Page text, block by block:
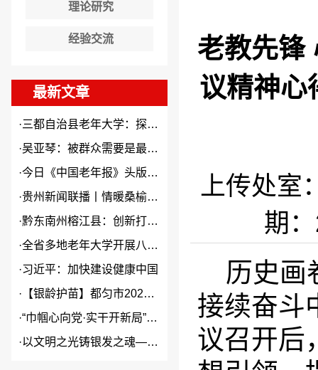
理论研究
经验交流
最新文章
·三都自治县老年大学：探索“N...
·吴亚琴：被群众需要是最大幸福
·今日《中国老年报》头版头条关...
·贵州新闻联播丨情暖桑榆 “银...
·黔东南州榕江县：创新打造本土...
·全省多地老年大学开展八一建军...
·习近平：加快建设健康中国
· 【银龄护苗】都匀市2026年...
·“巾帼心向党·实干开新局”2...
·以文明之光铸银发之魂——贵州...
老教先锋
议精神心
上传处
期
历史画
接续奋斗
议召开后